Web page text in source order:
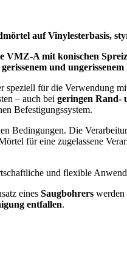
auf Vinylesterbasis,
VMZ-A mit konischen
gerissenem und ungerissenem
speziell für die Verwendung
– auch bei geringen Rand-
Befestigungssystem.
Bedingungen. Die
für eine zugelassene
und flexible
eines Saugbohrerswerden
entfallen.